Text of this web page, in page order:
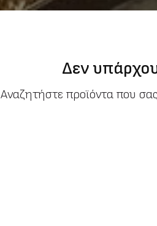
Δεν
Αναζητήστε προϊόντα που